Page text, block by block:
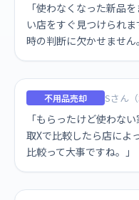
「使わなくなった新品
い店をすぐ見つけられ
時の判断に欠かせません
不用品売却 Sさん
「もらったけど使わな
取Xで比較したら店によ
比較って大事ですね。」